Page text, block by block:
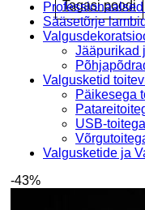
Tagasi poodi
Sääsetõrje lambid
Jääpurikad
Valgusketid
Päikesega
USB-
Valgusketide ja
-43%